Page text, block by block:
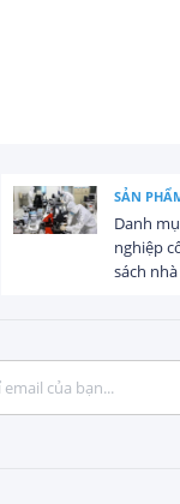
SẢN
Danh
nghiệp
sách